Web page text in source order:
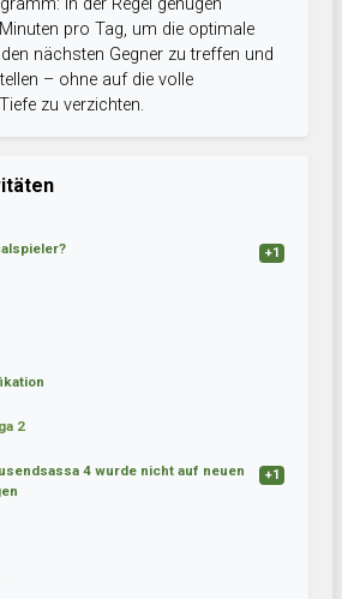
In der Regel genügen
pro Tag, um die optimale
nächsten Gegner zu treffen und
– ohne auf die volle
zu verzichten.
+1
2
4 wurde nicht auf neuen
+1